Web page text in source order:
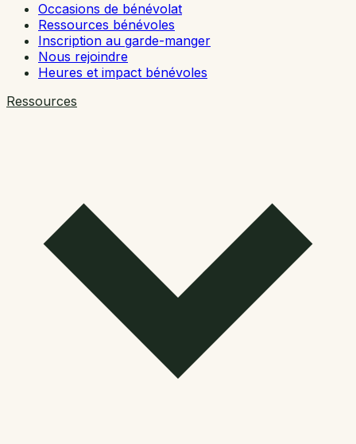
Occasions de bénévolat
Ressources bénévoles
Inscription au garde-manger
Nous rejoindre
Heures et impact bénévoles
Ressources